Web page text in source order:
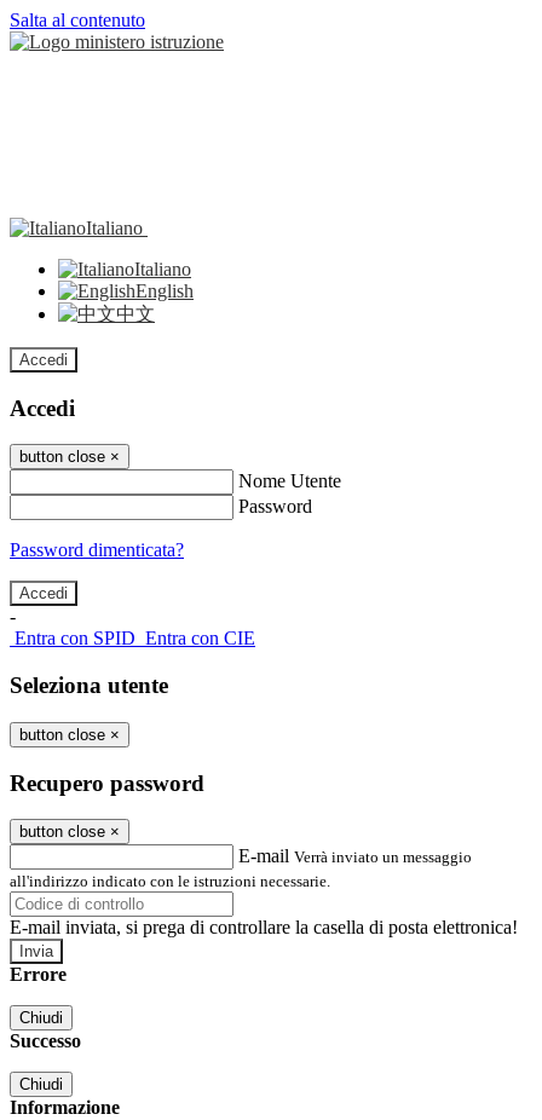
Salta al contenuto
Italiano
Italiano
English
中文
Accedi
Accedi
button close ×
Nome Utente
Password
Password dimenticata?
-
Entra con SPID Entra con CIE
Seleziona utente
button close ×
Recupero password
button close ×
E-mail Verrà inviato un messaggio
all'indirizzo indicato con le istruzioni necessarie.
E-mail inviata, si prega di controllare la casella di posta elettronica!
Errore
Chiudi
Successo
Chiudi
Informazione